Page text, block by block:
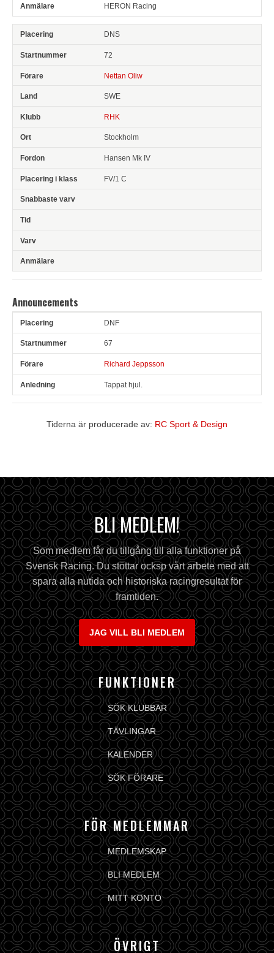
HERON Racing
DNS
72
Nettan Oliw
SWE
RHK
Stockholm
Hansen Mk IV
FV/1 C
Announcements
Pl Snr Anledning
DNF
67
Richard Jeppsson
Tappat hjul.
Tiderna är producerade av: RC Sport & Design
BLI MEDLEM!
Som medlem får du tillgång till alla funktioner på
Svensk Racing. Du stöttar ocksp vårt arbete med att
spara alla nutida och historiska racingresultat för
framtiden.
JAG VILL BLI MEDLEM
FUNKTIONER
SÖK KLUBBAR
TÄVLINGAR
KALENDER
SÖK FÖRARE
FÖR MEDLEMMAR
MEDLEMSKAP
BLI MEDLEM
MITT KONTO
ÖVRIGT